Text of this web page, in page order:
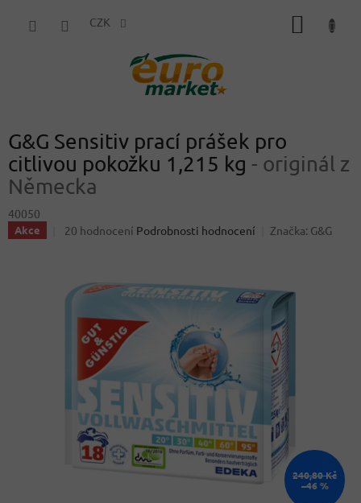
CZK
G&G Sensitiv prací prášek pro
citlivou pokožku 1,215 kg - originál z
Německa
40050
Akce
Průměrné
3,8
hvězdiček.
20 hodnocení Podrobnosti hodnocení Značka: G&G
240,80 Kč
–46 %